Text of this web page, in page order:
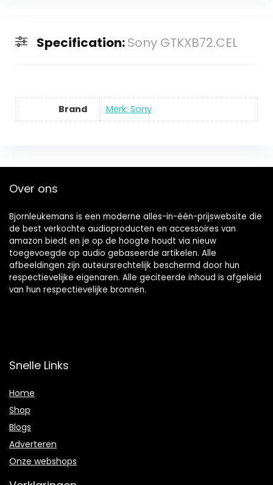
Specification:Sony GTKXB72.CEL
Brand Merk: Sony
Over ons
Bjornleukemans is een moderne alles-in-één-prijswebsite die
de best verkochte audioproducten en accessoires van
amazon biedt en je op de hoogte houdt via nieuw
toegevoegde op audio gebaseerde artikelen. Alle
afbeeldingen zijn auteursrechtelijk beschermd door hun
respectievelijke eigenaren. Alle geciteerde inhoud is afgeleid
van hun respectievelijke bronnen.
Snelle Links
Home
Shop
Blogs
Adverteren
Onze webshops